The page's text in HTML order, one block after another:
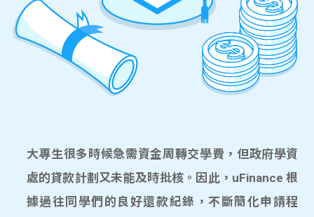
大專生很多時候急需資金周轉交學費，但政府學資
處的貸款計劃又未能及時批核。因此，uFinance 根
據過往同學們的良好還款紀錄，不斷簡化申請程